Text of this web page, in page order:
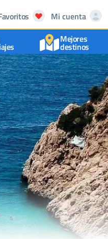
Mi cuenta
Mejores
destinos